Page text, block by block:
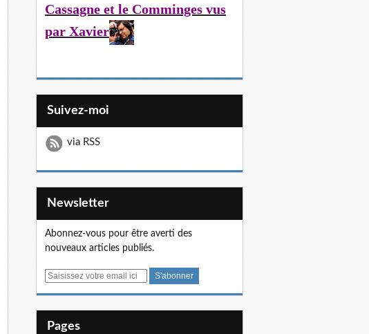
Cassagne et le Comminges vus
par Xavier
Suivez-moi
via RSS
Newsletter
Abonnez-vous pour être averti des
nouveaux articles publiés.
E
Pages